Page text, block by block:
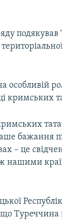
подякував
особливій
кримських
бажання
– це
нашими
Туреччина